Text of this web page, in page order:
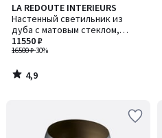
LA REDOUTE INTERIEURS
Настенный светильник из
дуба с матовым стеклом,
Navida / Навида
16500 ₽-30%
11550 ₽
4,9
/ 5
4,9
/